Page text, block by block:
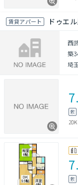
賃貸アパート ドゥエ
西
築
埼
敷
2DK
敷